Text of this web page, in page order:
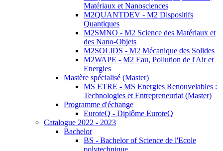
Matériaux et Nanosciences
M2QUANTDEV - M2 Dispositifs
Quantiques
M2SMNO - M2 Science des Matériaux et
des Nano-Objets
M2SOLIDS - M2 Mécanique des Solides
M2WAPE - M2 Eau, Pollution de l'Air et
Energies
Mastère spécialisé (Master)
MS ETRE - MS Energies Renouvelables :
Technologies et Entrepreneuriat (Master)
Programme d'échange
EuroteQ - Diplôme EuroteQ
Catalogue 2022 - 2023
Bachelor
BS - Bachelor of Science de l'Ecole
polytechnique